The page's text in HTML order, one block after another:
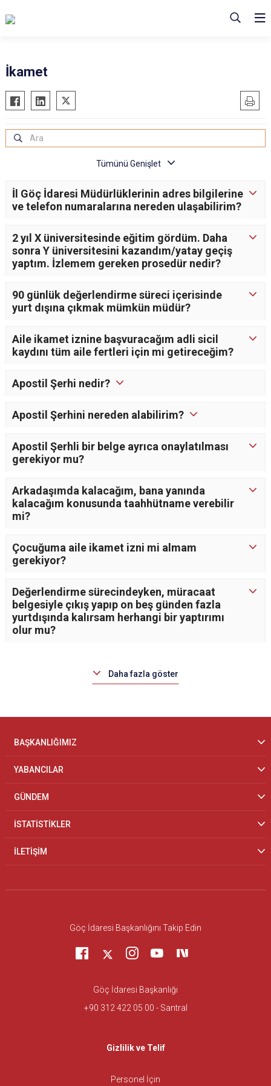
İkamet
İl Göç İdaresi Müdürlüklerinin adres bilgilerine
ve telefon numaralarına nereden ulaşabilirim?
2 yıl X üniversitesinde eğitim gördüm. Daha
sonra Y üniversitesini kazandım/yatay geçiş
yaptım. İzlemem gereken prosedür nedir?
90 günlük değerlendirme süreci içerisinde
yurt dışına çıkmak mümkün müdür?
Aile ikamet iznine başvuracağım adli sicil
kaydını tüm aile fertleri için mi getireceğim?
Apostil Şerhi nedir?
Apostil Şerhini nereden alabilirim?
Apostil Şerhli bir belge ayrıca onaylatılması
gerekiyor mu?
Arkadaşımda kalacağım, bana yanında
kalacağım konusunda taahhütname verebilir
mi?
Çocuğuma aile ikamet izni mi almam
gerekiyor?
Değerlendirme sürecindeyken, müracaat
belgesiyle çıkış yapıp on beş günden fazla
yurtdışında kalırsam herhangi bir yaptırımı
olur mu?
Daha fazla göster
BAŞKANLIĞIMIZ
YABANCILAR
GÜNDEM
İSTATİSTİKLER
İLETİŞİM
Göç İdaresi Başkanlığını Takip Edin
Göç İdaresi Başkanlığı
+90 312 422 05 00 - Santral
Gizlilik ve Telif
Personel İçin